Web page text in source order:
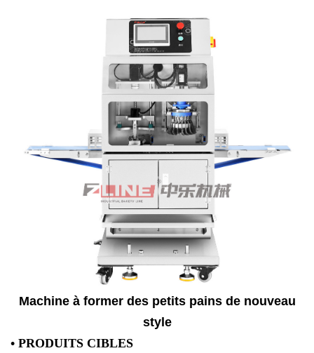
Machine à former des petits pains de nouveau
style
• PRODUITS CIBLES